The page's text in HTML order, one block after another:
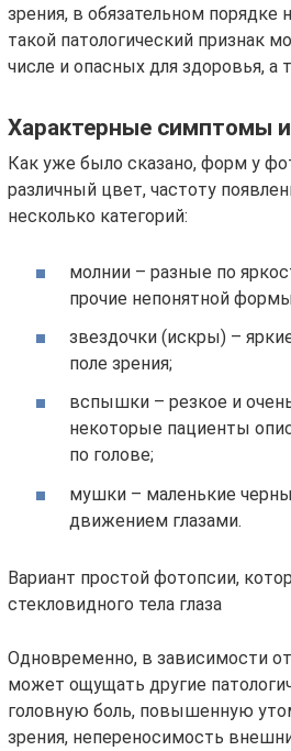
зрения, в обязательном порядке
такой патологический признак
числе и опасных для здоровья, а
Характерные симптомы
Как уже было сказано, форм у
различный цвет, частоту
несколько категорий:
молнии – разные по
прочие непонятной
звездочки (искры) –
поле зрения;
вспышки – резкое и
некоторые пациенты
по голове;
мушки – маленькие
движением глазами.
Вариант простой фотопсии,
стекловидного тела глаза
Одновременно, в зависимости
может ощущать другие
головную боль, повышенную
зрения, непереносимость